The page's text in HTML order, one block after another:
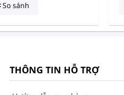
So sánh
THÔNG TIN HỖ TRỢ